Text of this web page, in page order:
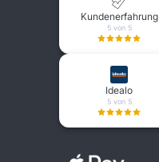
Kundenerfahrung
5 von 5
Idealo
5 von 5